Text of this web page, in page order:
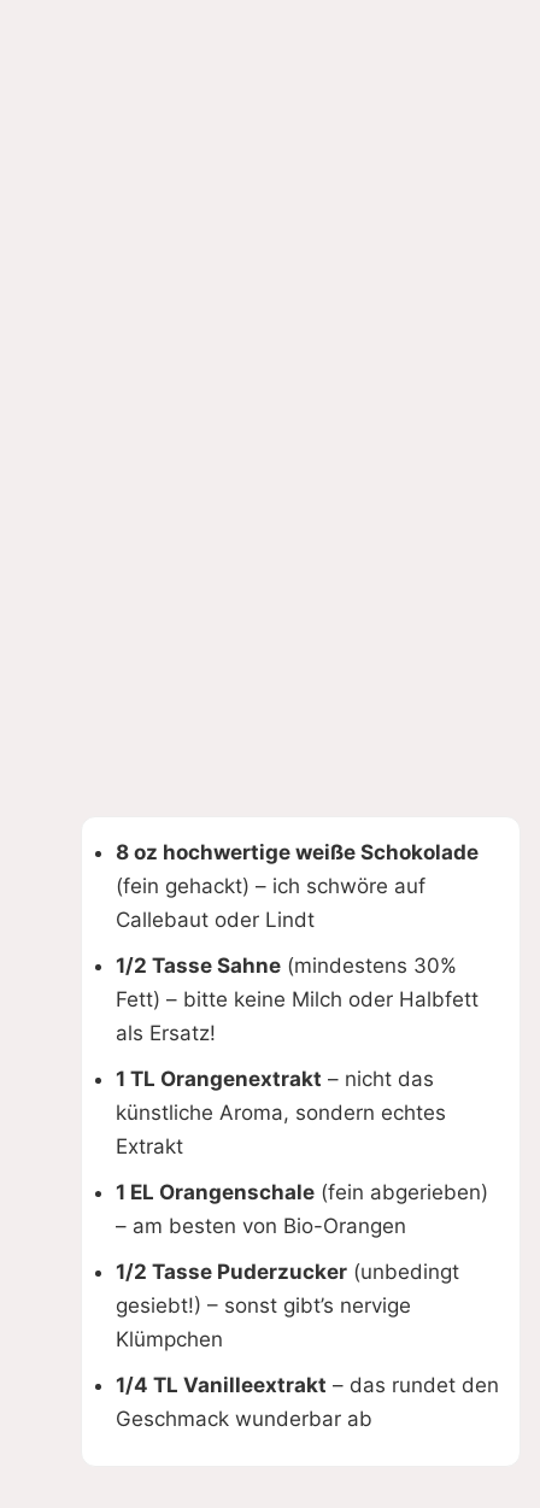
8 oz hochwertige weiße Schokolade
(fein gehackt) – ich schwöre auf
Callebaut oder Lindt
1/2 Tasse Sahne (mindestens 30%
Fett) – bitte keine Milch oder Halbfett
als Ersatz!
1 TL Orangenextrakt – nicht das
künstliche Aroma, sondern echtes
Extrakt
1 EL Orangenschale (fein abgerieben)
– am besten von Bio-Orangen
1/2 Tasse Puderzucker (unbedingt
gesiebt!) – sonst gibt’s nervige
Klümpchen
1/4 TL Vanilleextrakt – das rundet den
Geschmack wunderbar ab